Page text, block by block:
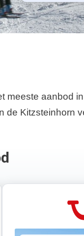
meeste aanbod
de Kitzsteinhorn